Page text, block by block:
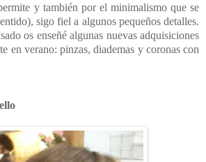
y también por el minimalismo que se
sigo fiel a algunos pequeños detalles.
os enseñé algunas nuevas adquisiciones
en verano: pinzas, diademas y coronas con